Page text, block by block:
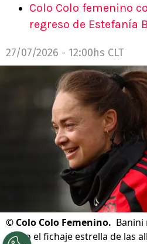
Colo Colo femenino
regreso de Estefanía
27/07/2026 - 12:00hs CLT
© Colo Colo Femenino. Banini
como el fichaje estrella de las